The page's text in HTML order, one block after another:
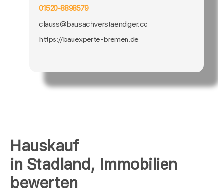
Hauskauf
in Stadland, Immobilien
bewerten
01520-8898579
clauss@bausachverstaendiger.cc
https://bauexperte-bremen.de